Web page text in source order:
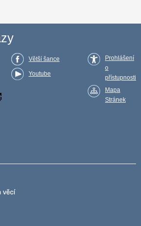
Větší šance
Youtube
Prohlášení
o
přístupnosti
Mapa
Stránek